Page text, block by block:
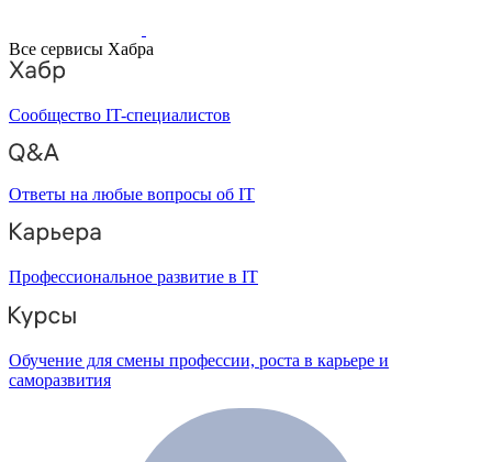
Все сервисы Хабра
Сообщество IT-специалистов
Ответы на любые вопросы об IT
Профессиональное развитие в IT
Обучение для смены профессии, роста в карьере и
саморазвития